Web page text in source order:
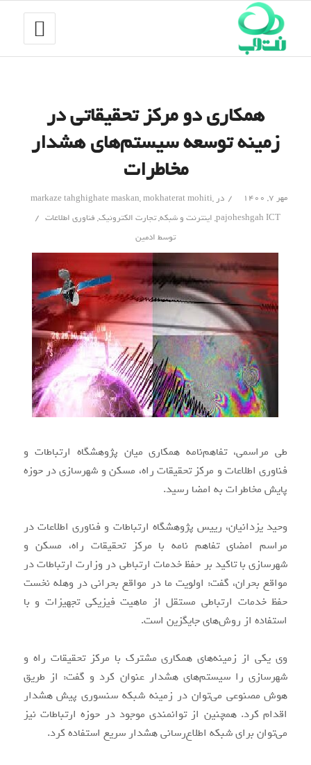
همکاری دو مرکز تحقیقاتی در
زمینه توسعه سیستم‌های هشدار
مخاطرات
مهر ۷, ۱۴۰۰ / در markaze tahghighate maskan,mokhaterat mohiti,
pajoheshgah ICT
, اینترنت و شبکه,تجارت الکترونیک, فناوری اطلاعات /
توسط ادمین
طی مراسمی، تفاهم‌نامه همکاری میان پژوهشگاه ارتباطات و
فناوری اطلاعات و مرکز تحقیقات راه، مسکن و شهرسازی در حوزه
پایش مخاطرات به امضا رسید.
وحید یزدانیان، رییس پژوهشگاه ارتباطات و فناوری اطلاعات در
مراسم امضای تفاهم نامه با مرکز تحقیقات راه، مسکن و
شهرسازی با تاکید بر حفظ خدمات ارتباطی در وزارت ارتباطات در
مواقع بحران، گفت: اولویت ما در مواقع بحرانی در وهله نخست
حفظ خدمات ارتباطی مستقل از ماهیت فیزیکی تجهیزات و با
استفاده از روش‌های جایگزین است.
وی یکی از زمینه‌های همکاری مشترک با مرکز تحقیقات راه و
شهرسازی را سیستم‌های هشدار عنوان کرد و گفت: از طریق
هوش مصنوعی می‌توان در زمینه شبکه سنسوری پیش هشدار
اقدام کرد. همچنین از توانمندی موجود در حوزه ارتباطات نیز
می‌توان برای شبکه اطلاع‌رسانی هشدار سریع استفاده کرد.